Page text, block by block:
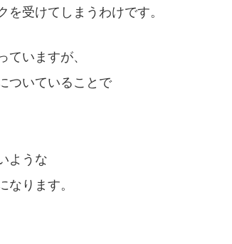
を受けてしまうわけです。
ていますが、
ついていることで
ような
なります。